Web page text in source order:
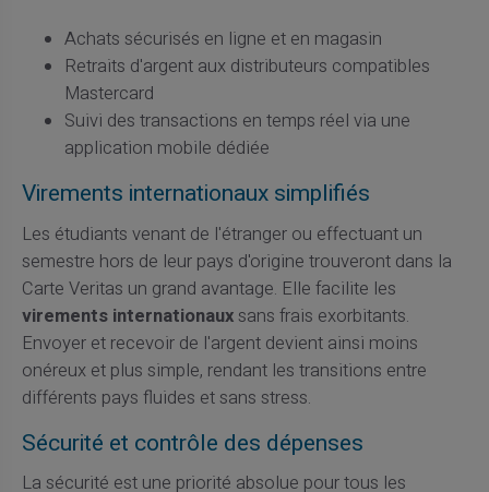
Achats sécurisés en ligne et en magasin
Retraits d'argent aux distributeurs compatibles
Mastercard
Suivi des transactions en temps réel via une
application mobile dédiée
Virements internationaux simplifiés
Les étudiants venant de l'étranger ou effectuant un
semestre hors de leur pays d'origine trouveront dans la
Carte Veritas un grand avantage. Elle facilite les
virements internationauxsans frais exorbitants.
Envoyer et recevoir de l'argent devient ainsi moins
onéreux et plus simple, rendant les transitions entre
différents pays fluides et sans stress.
Sécurité et contrôle des dépenses
La sécurité est une priorité absolue pour tous les